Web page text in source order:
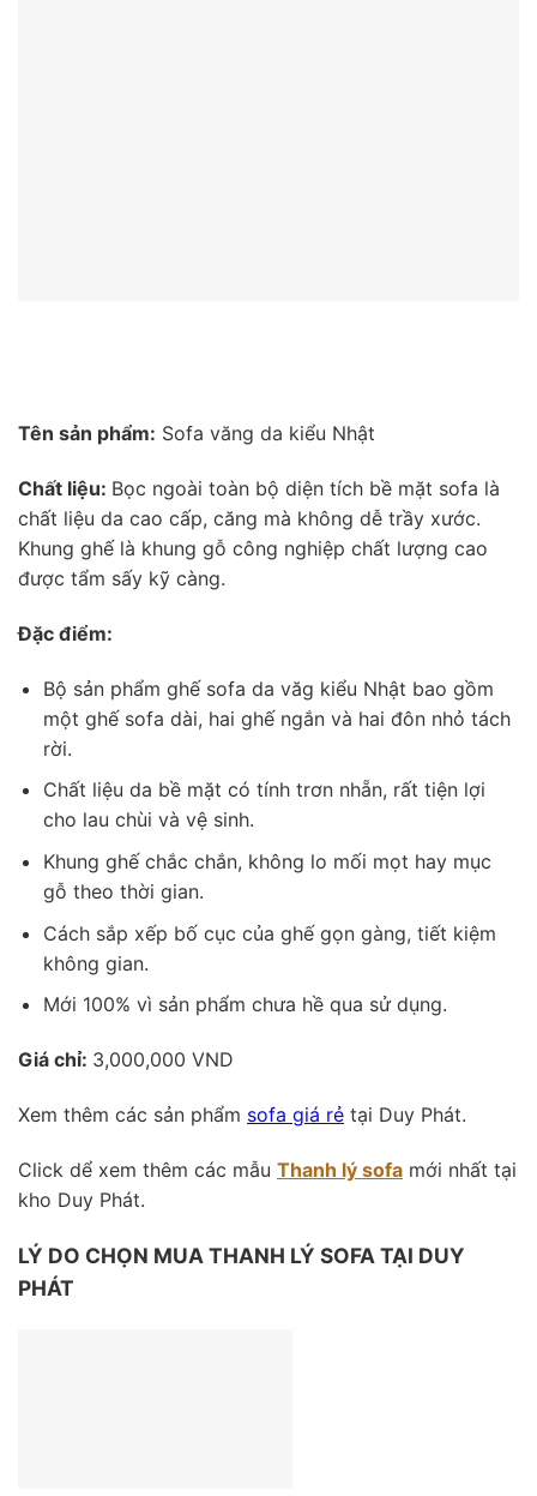
Tên sản phẩm: Sofa văng da kiểu Nhật
Chất liệu: Bọc ngoài toàn bộ diện tích bề mặt sofa là
chất liệu da cao cấp, căng mà không dễ trầy xước.
Khung ghế là khung gỗ công nghiệp chất lượng cao
được tẩm sấy kỹ càng.
Đặc điểm:
Bộ sản phẩm ghế sofa da văg kiểu Nhật bao gồm
một ghế sofa dài, hai ghế ngắn và hai đôn nhỏ tách
rời.
Chất liệu da bề mặt có tính trơn nhẵn, rất tiện lợi
cho lau chùi và vệ sinh.
Khung ghế chắc chắn, không lo mối mọt hay mục
gỗ theo thời gian.
Cách sắp xếp bố cục của ghế gọn gàng, tiết kiệm
không gian.
Mới 100% vì sản phẩm chưa hề qua sử dụng.
Giá chỉ: 3,000,000 VND
Xem thêm các sản phẩm sofa giá rẻ tại Duy Phát.
Click dể xem thêm các mẫu Thanh lý sofa mới nhất tại
kho Duy Phát.
LÝ DO CHỌN MUA THANH LÝ SOFA TẠI DUY
PHÁT